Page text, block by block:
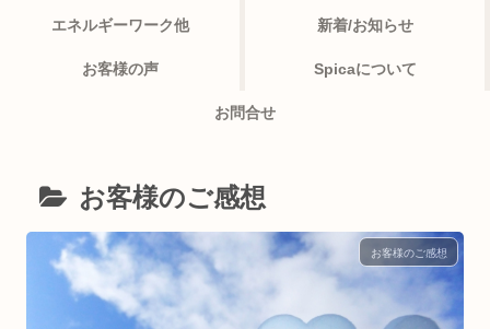
エネルギーワーク他 新着/お知らせ
お客様の声 Spicaについて
お問合せ
お客様のご感想
お客様のご感想